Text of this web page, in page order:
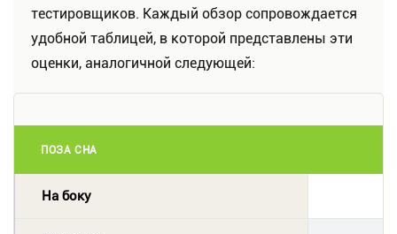
тестировщиков. Каждый обзор сопровождается
удобной таблицей, в которой представлены эти
оценки, аналогичной следующей:
ПОЗА СНА
На боку